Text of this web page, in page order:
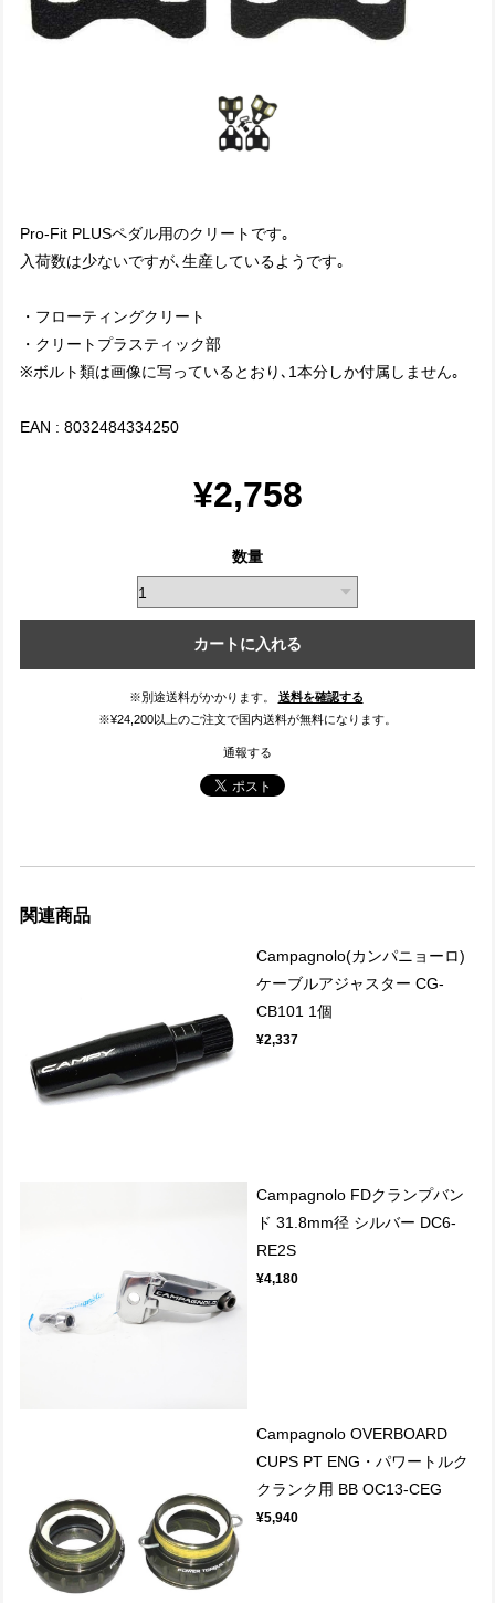
Pro-Fit PLUSペダル用のクリートです｡
入荷数は少ないですが､生産しているようです｡
・フローティングクリート
・クリートプラスティック部
※ボルト類は画像に写っているとおり､1本分しか付属しません｡
EAN : 8032484334250
¥2,758
数量
カートに入れる
※別途送料がかかります。
送料を確認する
※¥24,200以上のご注文で国内送料が無料になります。
通報する
関連商品
Campagnolo(カンパニョーロ)
ケーブルアジャスター CG-
CB101 1個
¥2,337
Campagnolo FDクランプバン
ド 31.8mm径 シルバー DC6-
RE2S
¥4,180
Campagnolo OVERBOARD
CUPS PT ENG・パワートルク
クランク用 BB OC13-CEG
¥5,940